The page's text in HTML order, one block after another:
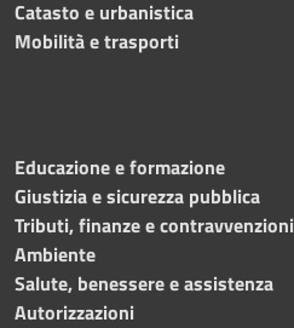
Catasto e urbanistica
Mobilità e trasporti
Educazione e formazione
Giustizia e sicurezza pubblica
Tributi, finanze e contravvenzioni
Ambiente
Salute, benessere e assistenza
Autorizzazioni